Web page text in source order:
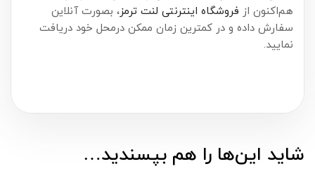
هم‌اکنون از فروشگاه اینترنتی لنت ترمز، بصورت آنلاین
سفارش داده و در کمترین زمان ممکن درمحل خود دریافت
نمایید.
شاید این‌ها را هم بپسندید…